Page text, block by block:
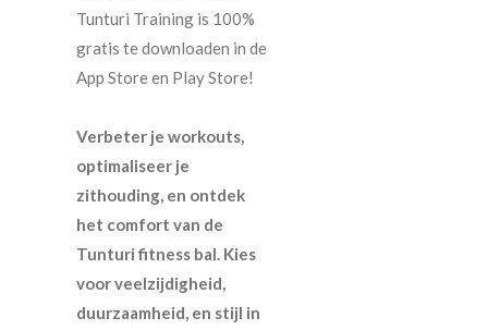
Tunturi Training is 100%
gratis te downloaden in de
App Store en Play Store!
Verbeter je workouts,
optimaliseer je
zithouding, en ontdek
het comfort van de
Tunturi fitness bal. Kies
voor veelzijdigheid,
duurzaamheid, en stijl in